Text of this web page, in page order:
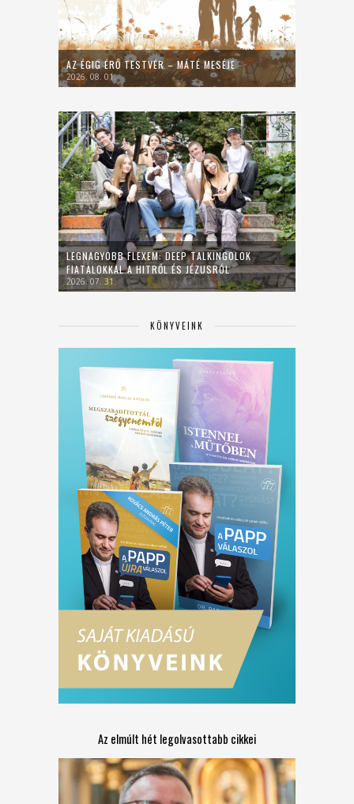
AZ ÉGIG ÉRŐ TESTVÉR – MÁTÉ MESÉJE
2026. 08. 01.
LEGNAGYOBB FLEXEM: DEEP TALKINGOLOK
FIATALOKKAL A HITRŐL ÉS JÉZUSRÓL
2026. 07. 31.
KÖNYVEINK
Az elmúlt hét legolvasottabb cikkei